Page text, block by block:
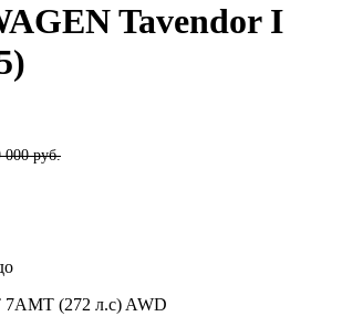
Tavendor I
000 руб.
7AMT (272 л.с) AWD